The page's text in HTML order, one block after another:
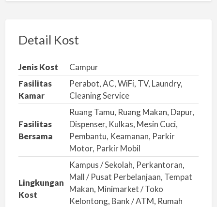
r
n
m
a
a
l
a
Detail Kost
Jenis Kost
Campur
Fasilitas
Kamar
Perabot, AC, WiFi, TV, Laundry,
Cleaning Service
Fasilitas
Bersama
Ruang Tamu, Ruang Makan, Dapur,
Dispenser, Kulkas, Mesin Cuci,
Pembantu, Keamanan, Parkir
Motor, Parkir Mobil
Lingkungan
Kost
Kampus / Sekolah, Perkantoran,
Mall / Pusat Perbelanjaan, Tempat
Makan, Minimarket / Toko
Kelontong, Bank / ATM, Rumah